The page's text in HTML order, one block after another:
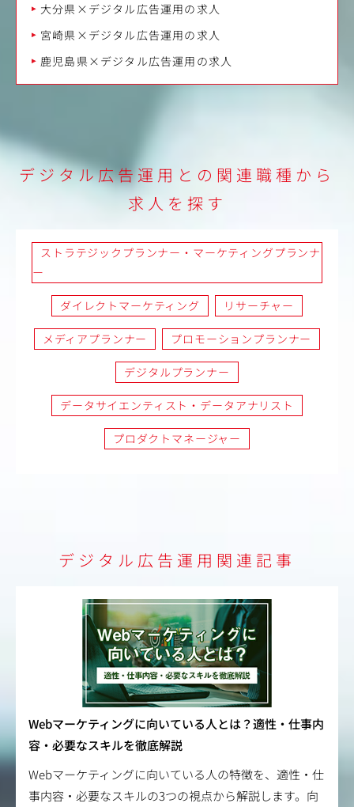
大分県×デジタル広告運用の求人
宮崎県×デジタル広告運用の求人
鹿児島県×デジタル広告運用の求人
デジタル広告運用との関連職種から
求人を探す
ストラテジックプランナー・マーケティングプランナ
ー
ダイレクトマーケティング リサーチャー
メディアプランナー プロモーションプランナー
デジタルプランナー
データサイエンティスト・データアナリスト
プロダクトマネージャー
デジタル広告運用関連記事
Webマーケティングに向いている人とは？適性・仕事内
容・必要なスキルを徹底解説
Webマーケティングに向いている人の特徴を、適性・仕
事内容・必要なスキルの3つの視点から解説します。向